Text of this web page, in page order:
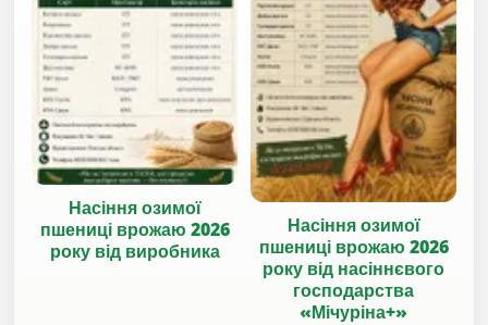
Насіння озимої
пшениці врожаю 2026
року від виробника
Насіння озимої
пшениці врожаю 2026
року від насіннєвого
господарства
«Мічуріна+»